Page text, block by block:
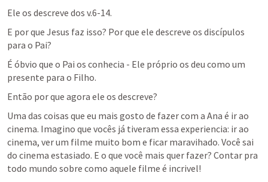
Ele os descreve dos v.6-14.
E por que Jesus faz isso? Por que ele descreve os discípulos
para o Pai?
É óbvio que o Pai os conhecia - Ele próprio os deu como um
presente para o Filho.
Então por que agora ele os descreve?
Uma das coisas que eu mais gosto de fazer com a Ana é ir ao
cinema. Imagino que vocês já tiveram essa experiencia: ir ao
cinema, ver um filme muito bom e ficar maravihado. Você sai
do cinema estasiado. E o que você mais quer fazer? Contar pra
todo mundo sobre como aquele filme é incrivel!